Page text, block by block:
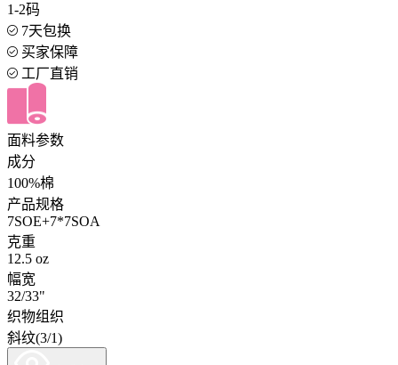
1-2码
7天包换
买家保障
工厂直销
面料参数
成分
100%棉
产品规格
7SOE+7*7SOA
克重
12.5 oz
幅宽
32/33"
织物组织
斜纹(3/1)